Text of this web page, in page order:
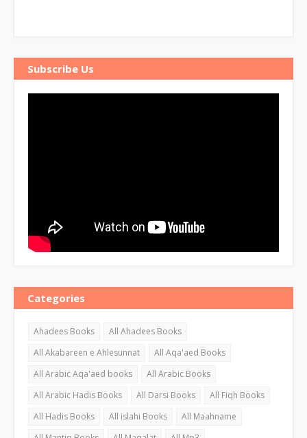
Subscribe Us
Categories
Ahadees Books
All Ahadees Books
All Akabareen e Ahlesunnat
All Aqa'aed Books
All Arabic Aqa'aed books
All Arabic Books
All Arabic Hadis Books
All Darsi Books
All Fiqh Books
All Hadis Books
All islahi Books
All Maahname